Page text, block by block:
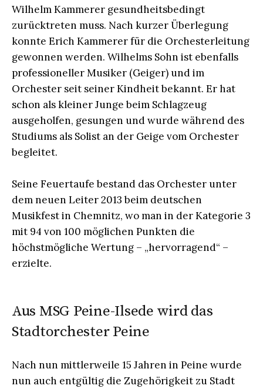
Wilhelm Kammerer gesundheitsbedingt
zurücktreten muss. Nach kurzer Überlegung
konnte Erich Kammerer für die Orchesterleitung
gewonnen werden. Wilhelms Sohn ist ebenfalls
professioneller Musiker (Geiger) und im
Orchester seit seiner Kindheit bekannt. Er hat
schon als kleiner Junge beim Schlagzeug
ausgeholfen, gesungen und wurde während des
Studiums als Solist an der Geige vom Orchester
begleitet.
Seine Feuertaufe bestand das Orchester unter
dem neuen Leiter 2013 beim deutschen
Musikfest in Chemnitz, wo man in der Kategorie 3
mit 94 von 100 möglichen Punkten die
höchstmögliche Wertung – „hervorragend“ –
erzielte.
Aus MSG Peine-Ilsede wird das
Stadtorchester Peine
Nach nun mittlerweile 15 Jahren in Peine wurde
nun auch entgültig die Zugehörigkeit zu Stadt